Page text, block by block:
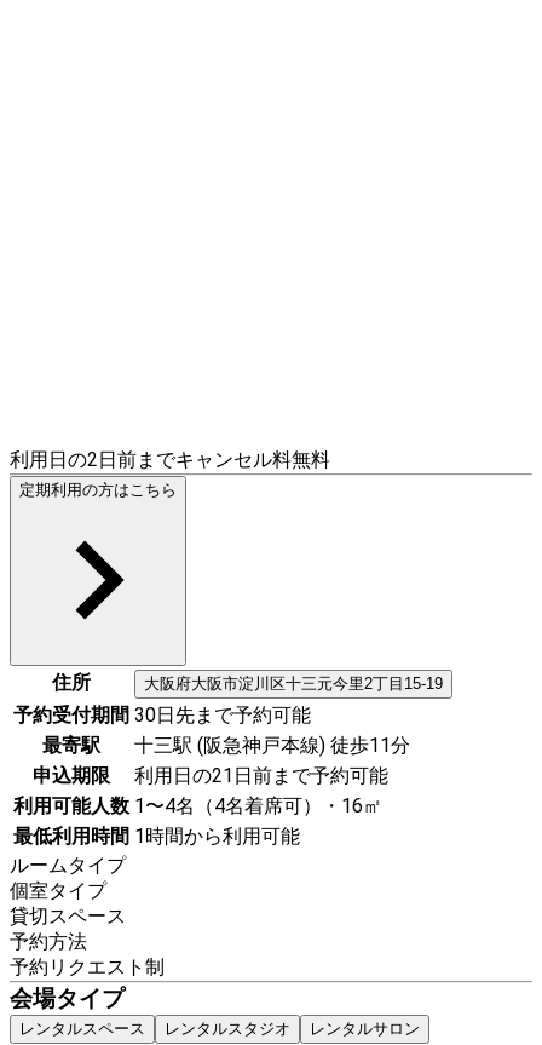
利用日の2日前までキャンセル料無料
定期利用の方はこちら
住所 大阪府大阪市淀川区十三元今里2丁目15-19
予約受付期間 30日先まで予約可能
最寄駅
十三駅 (阪急神戸本線) 徒歩11分
申込期限
利用日の21日前まで予約可能
利用可能人数 1〜4名（4名着席可）・16㎡
最低利用時間 1時間から利用可能
ルームタイプ
個室タイプ
貸切スペース
予約方法
予約リクエスト制
会場タイプ
レンタルスペース レンタルスタジオ レンタルサロン